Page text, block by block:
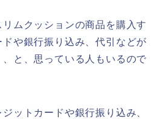
ムクッションの商品を購入す
や銀行振り込み、代引などが
と、思っている人もいるので
ットカードや銀行振り込み、